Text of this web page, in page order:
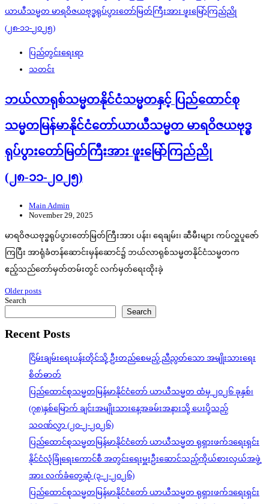
ပြည်တွင်းရေးရာ
သတင်း
ဘယ်လာရုစ်သမ္မတနိုင်ငံသမ္မတနှင့် ပြည်ထောင်စု
သမ္မတမြန်မာနိုင်ငံတော်ယာယီသမ္မတ မာရဝိဇယဗုဒ္ဓ
ရုပ်ပွားတော်မြတ်ကြီးအား ဖူးမြော်ကြည်ညို
(၂၈-၁၁-၂၀၂၅)
Main Admin
November 29, 2025
မာရဝိဇယဗုဒ္ဓရုပ်ပွားတော်မြတ်ကြီးအား ပန်း၊ ရေချမ်း၊ ဆီမီးများ ကပ်လှူပူဇော်
ကြပြီး အာရုံခံတန်ဆောင်းမှန်ဆောင်၌ ဘယ်လာရုစ်သမ္မတနိုင်ငံသမ္မတက
ဧည့်သည်တော်မှတ်တမ်းတွင် လက်မှတ်ရေးထိုးခဲ့
Posts
navigation
Older posts
Search
Search
Recent Posts
ငြိမ်းချမ်းရေးပန်းတိုင်သို့ ဦးတည်စေမည့် ညီညွတ်သော အမျိုးသားရေး
စိတ်ဓာတ်
ပြည်ထောင်စုသမ္မတမြန်မာနိုင်ငံတော် ယာယီသမ္မတ ထံမှ ၂၀၂၆ ခုနှစ်၊
(၇၈)နှစ်မြောက် ချင်းအမျိုးသားနေ့အခမ်းအနားသို့ ပေးပို့သည့်
သဝဏ်လွှာ (၂၀-၂-၂၀၂၆)
ပြည်ထောင်စုသမ္မတမြန်မာနိုင်ငံတော် ယာယီသမ္မတ ရုရှားဖက်ဒရေးရှင်း
နိုင်ငံလုံခြုံရေးကောင်စီ အတွင်းရေးမှူးဦးဆောင်သည့်ကိုယ်စားလှယ်အဖွဲ့
အား လက်ခံတွေ့ဆုံ (၃-၂-၂၀၂၆)
ပြည်ထောင်စုသမ္မတမြန်မာနိုင်ငံတော် ယာယီသမ္မတ ရုရှားဖက်ဒရေးရှင်း